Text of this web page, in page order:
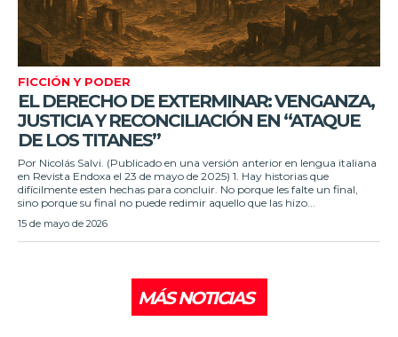
FICCIÓN Y PODER
EL DERECHO DE EXTERMINAR: VENGANZA,
JUSTICIA Y RECONCILIACIÓN EN “ATAQUE
DE LOS TITANES”
Por Nicolás Salvi. (Publicado en una versión anterior en lengua italiana
en Revista Endoxa el 23 de mayo de 2025) 1. Hay historias que
difícilmente esten hechas para concluir. No porque les falte un final,
sino porque su final no puede redimir aquello que las hizo...
15 de mayo de 2026
MÁS NOTICIAS